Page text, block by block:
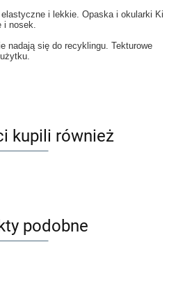
i lekkie. Opaska i okularki Ki
i nosek.
nadają się do recyklingu. Tekturowe
kupili również
podobne